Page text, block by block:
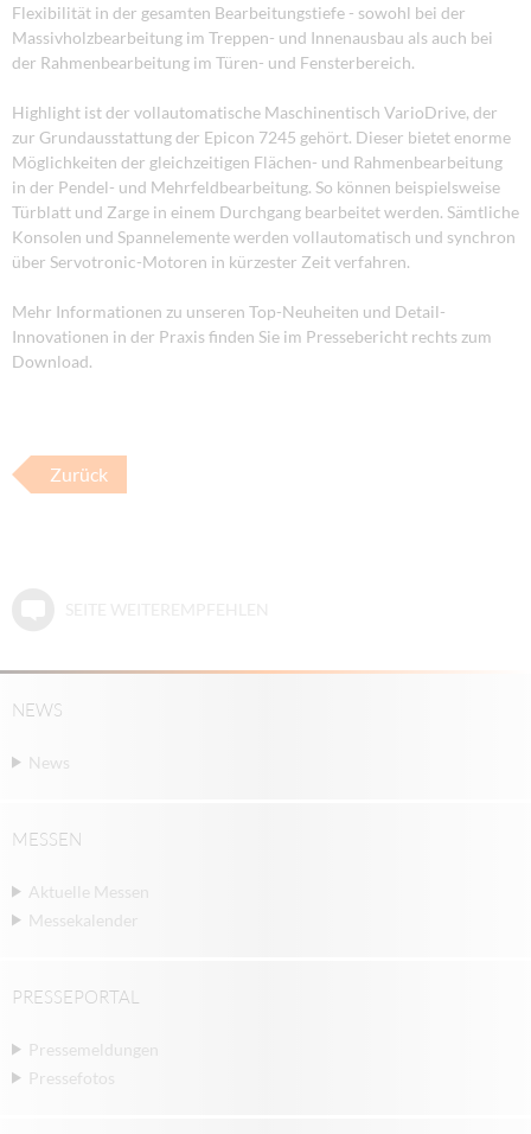
Flexibilität in der gesamten Bearbeitungstiefe - sowohl bei der
Massivholzbearbeitung im Treppen- und Innenausbau als auch bei
der Rahmenbearbeitung im Türen- und Fensterbereich.
Highlight ist der vollautomatische Maschinentisch VarioDrive, der
zur Grundausstattung der Epicon 7245 gehört. Dieser bietet enorme
Möglichkeiten der gleichzeitigen Flächen- und Rahmenbearbeitung
in der Pendel- und Mehrfeldbearbeitung. So können beispielsweise
Türblatt und Zarge in einem Durchgang bearbeitet werden. Sämtliche
Konsolen und Spannelemente werden vollautomatisch und synchron
über Servotronic-Motoren in kürzester Zeit verfahren.
Mehr Informationen zu unseren Top-Neuheiten und Detail-
Innovationen in der Praxis finden Sie im Pressebericht rechts zum
Download.
Zurück
NEWS
News
MESSEN
Aktuelle Messen
Messekalender
PRESSEPORTAL
Pressemeldungen
Pressefotos